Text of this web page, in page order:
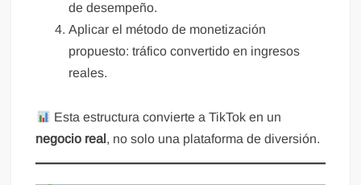
de desempeño.
Aplicar el método de monetización
propuesto: tráfico convertido en ingresos
reales.
Esta estructura convierte a TikTok en un
negocio real , no solo una plataforma de diversión.